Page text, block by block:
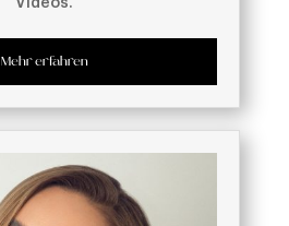
Mehr erfahren